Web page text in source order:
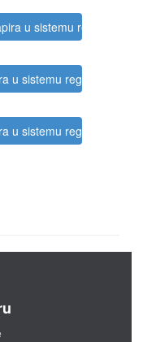
u sistemu registracije
u sistemu registracije
u sistemu registracije